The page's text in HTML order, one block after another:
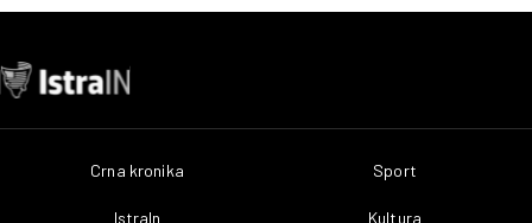
Crna kronika
IstraIn
Sport
Kultura